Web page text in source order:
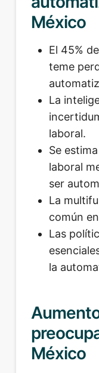
México
El 45%
teme
La
laboral.
Se
laboral
ser
La
común
Las
la
México